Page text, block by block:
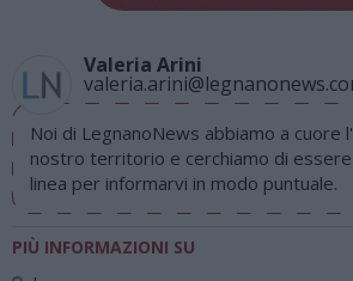
Valeria Arini
Noi di LegnanoNews abbiamo a cuore
nostro territorio e cerchiamo di
linea per informarvi in modo puntuale.
PIÙ INFORMAZIONI SU